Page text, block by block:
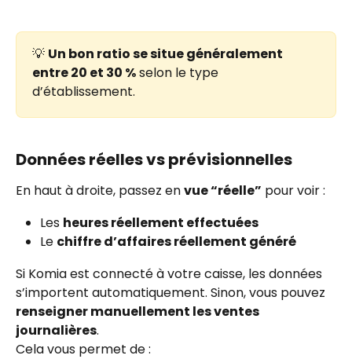
💡 Un bon ratio se situe généralement
entre 20 et 30 % selon le type
d’établissement.
Données réelles vs prévisionnelles
En haut à droite, passez en vue “réelle” pour voir :
Les heures réellement effectuées
Le chiffre d’affaires réellement généré
Si Komia est connecté à votre caisse, les données
s’importent automatiquement. Sinon, vous pouvez
renseigner manuellement les ventes
journalières.
Cela vous permet de :